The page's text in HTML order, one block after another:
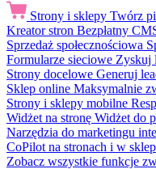
Strony i sklepy Twórz
Kreator stron Bezpłatny
Sprzedaż społecznościowa
Formularze sieciowe Zyskuj
Strony docelowe Generuj
Sklep online Maksymalnie
Strony i sklepy mobilne
Widżet na stronę Widżet do
Narzędzia do marketingu
CoPilot na stronach i w
Zobacz wszystkie funkcje